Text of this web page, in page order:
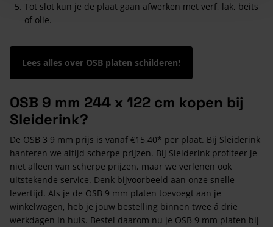
Tot slot kun je de plaat gaan afwerken met verf, lak, beits
of olie.
Lees alles over OSB platen schilderen!
OSB 9 mm 244 x 122 cm kopen bij
Sleiderink?
De OSB 3 9 mm prijs is vanaf €15,40* per plaat. Bij Sleiderink
hanteren we altijd scherpe prijzen. Bij Sleiderink profiteer je
niet alleen van scherpe prijzen, maar we verlenen ook
uitstekende service. Denk bijvoorbeeld aan onze snelle
levertijd. Als je de OSB 9 mm platen toevoegt aan je
winkelwagen, heb je jouw bestelling binnen twee á drie
werkdagen in huis. Bestel daarom nu je OSB 9 mm platen bij